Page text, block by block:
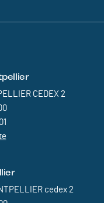
CEDEX 2
cedex 2